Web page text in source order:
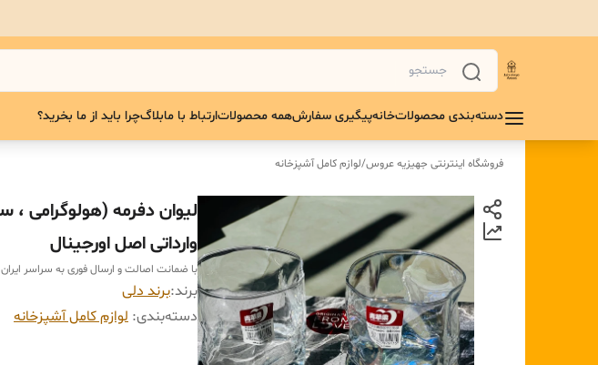
دسته‌بندی محصولاتخانهپیگیری سفارشهمه محصولاتارتباط با مابلاگچرا باید از ما بخرید؟
فروشگاه اینترنتی جهیزیه عروس/لوازم کامل آشپزخانه
وارداتی اصل اورجینال
با ضمانت اصالت و ارسال فوری به سراسر ایران
برند:برند دلی
دسته‌بندی: لوازم کامل آشپزخانه